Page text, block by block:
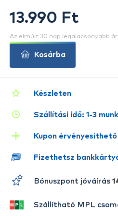
Készleten
Szállítási idő: 1-3
Kupon érvényesíthető
Fizethetsz
Bónuszpont jóváírás
Szállítható MPL
13.990 Ft
Az elmúlt 30 nap legalacsonyabb
Kosárba